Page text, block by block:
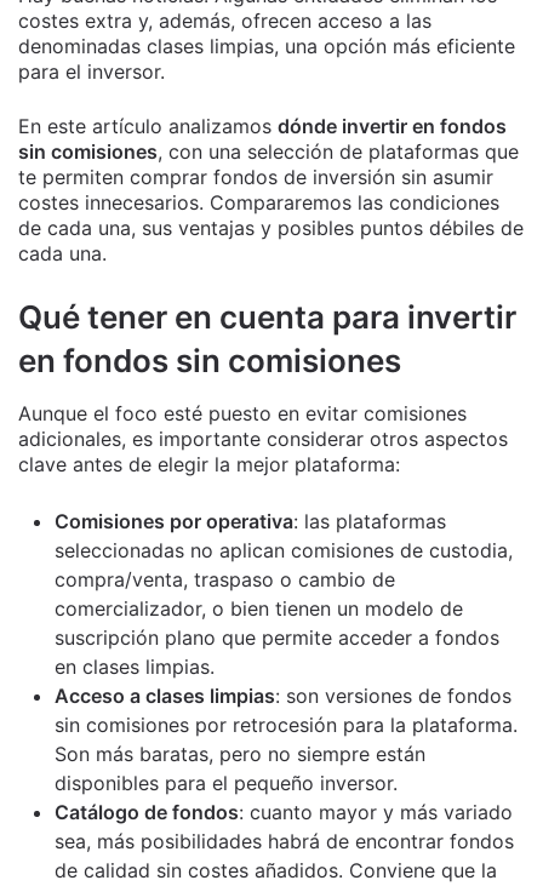
costes extra y, además, ofrecen acceso a las
denominadas clases limpias, una opción más eficiente
para el inversor.
En este artículo analizamos dónde invertir en fondos
sin comisiones, con una selección de plataformas que
te permiten comprar fondos de inversión sin asumir
costes innecesarios. Compararemos las condiciones
de cada una, sus ventajas y posibles puntos débiles de
cada una.
Qué tener en cuenta para invertir
en fondos sin comisiones
Aunque el foco esté puesto en evitar comisiones
adicionales, es importante considerar otros aspectos
clave antes de elegir la mejor plataforma:
Comisiones por operativa: las plataformas
seleccionadas no aplican comisiones de custodia,
compra/venta, traspaso o cambio de
comercializador, o bien tienen un modelo de
suscripción plano que permite acceder a fondos
en clases limpias.
Acceso a clases limpias: son versiones de fondos
sin comisiones por retrocesión para la plataforma.
Son más baratas, pero no siempre están
disponibles para el pequeño inversor.
Catálogo de fondos: cuanto mayor y más variado
sea, más posibilidades habrá de encontrar fondos
de calidad sin costes añadidos. Conviene que la